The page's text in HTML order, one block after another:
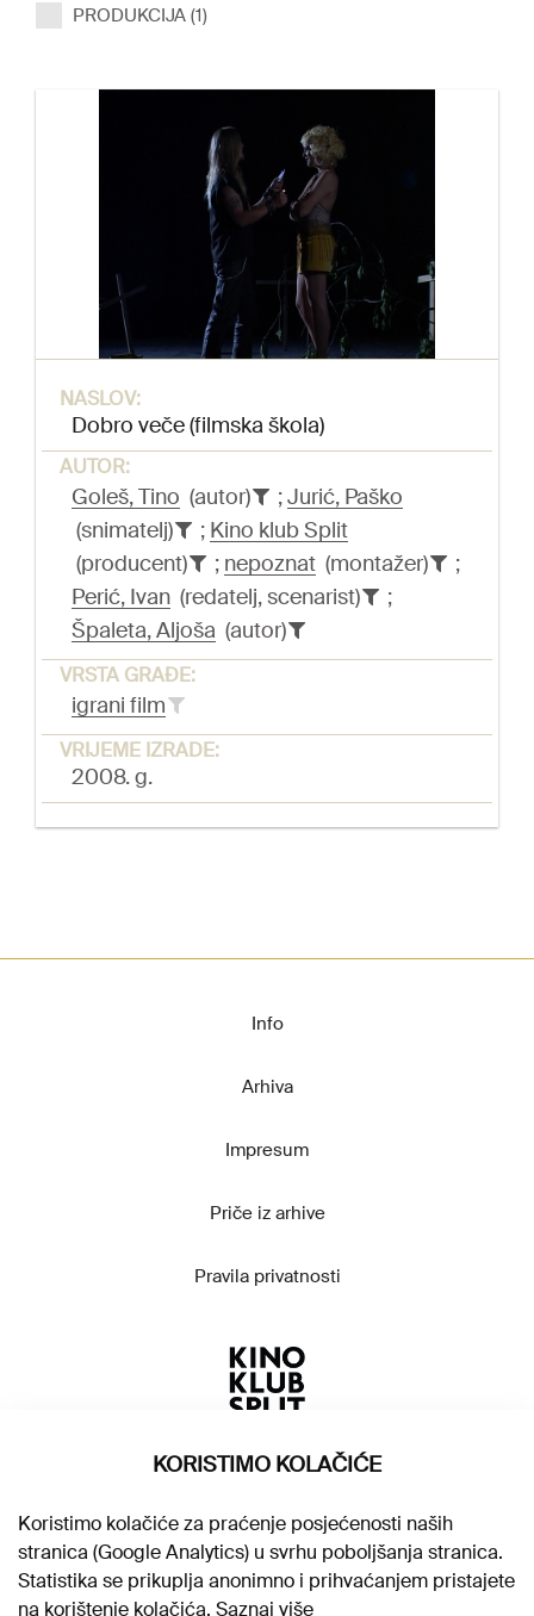
PRODUKCIJA (1)
NASLOV:
Dobro veče (filmska škola)
AUTOR:
Goleš, Tino (autor) ;Jurić, Paško
(snimatelj)
; Kino klub Split
(producent)
; nepoznat (montažer)
;
Perić, Ivan (redatelj, scenarist)
;
Špaleta, Aljoša (autor)
VRSTA GRAĐE:
igrani film
VRIJEME IZRADE:
2008. g.
Info
Arhiva
Impresum
Priče iz arhive
Pravila privatnosti
KORISTIMO KOLAČIĆE
Koristimo kolačiće za praćenje posjećenosti naših
stranica (Google Analytics) u svrhu poboljšanja stranica.
Statistika se prikuplja anonimno i prihvaćanjem pristajete
na korištenje kolačića. Saznaj više